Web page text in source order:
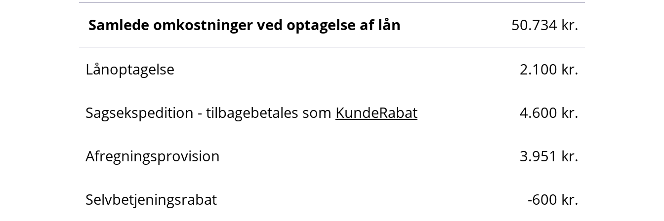
Samlede omkostninger ved optagelse af lån 50.734 kr.
Lånoptagelse 2.100 kr.
Sagsekspedition - tilbagebetales som KundeRabat 4.600 kr.
Afregningsprovision 3.951 kr.
Selvbetjeningsrabat -600 kr.